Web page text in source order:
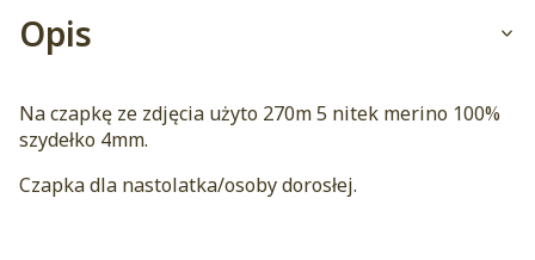
Opis
Na czapkę ze zdjęcia użyto 270m 5 nitek merino 100%
szydełko 4mm.
Czapka dla nastolatka/osoby dorosłej.